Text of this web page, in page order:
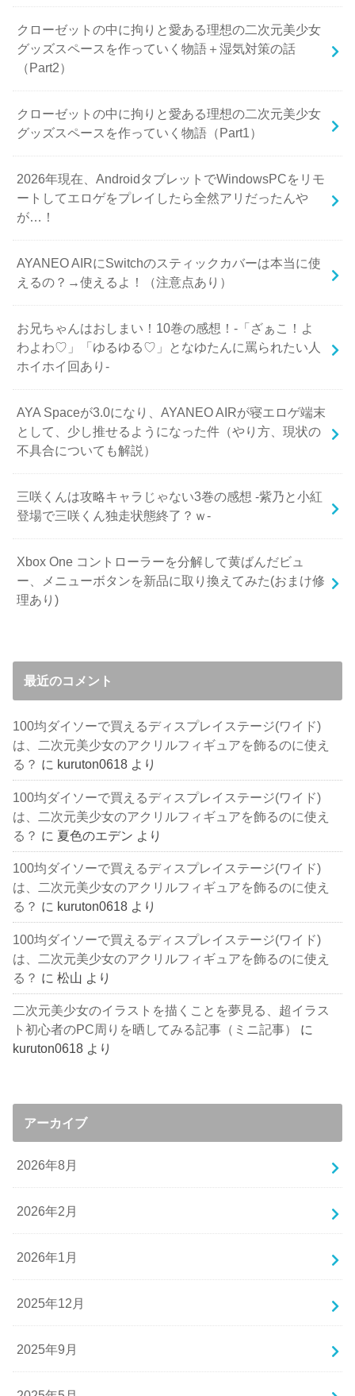
クローゼットの中に拘りと愛ある理想の二次元美少女
グッズスペースを作っていく物語＋湿気対策の話
（Part2）
クローゼットの中に拘りと愛ある理想の二次元美少女
グッズスペースを作っていく物語（Part1）
2026年現在、AndroidタブレットでWindowsPCをリモ
ートしてエロゲをプレイしたら全然アリだったんや
が…！
AYANEO AIRにSwitchのスティックカバーは本当に使
えるの？→使えるよ！（注意点あり）
お兄ちゃんはおしまい！10巻の感想！-「ざぁこ！よ
わよわ♡」「ゆるゆる♡」となゆたんに罵られたい人
ホイホイ回あり-
AYA Spaceが3.0になり、AYANEO AIRが寝エロゲ端末
として、少し推せるようになった件（やり方、現状の
不具合についても解説）
三咲くんは攻略キャラじゃない3巻の感想 -紫乃と小紅
登場で三咲くん独走状態終了？ｗ-
Xbox One コントローラーを分解して黄ばんだビュ
ー、メニューボタンを新品に取り換えてみた(おまけ修
理あり)
最近のコメント
100均ダイソーで買えるディスプレイステージ(ワイド)
は、二次元美少女のアクリルフィギュアを飾るのに使え
る？ に kuruton0618 より
100均ダイソーで買えるディスプレイステージ(ワイド)
は、二次元美少女のアクリルフィギュアを飾るのに使え
る？ に 夏色のエデン より
100均ダイソーで買えるディスプレイステージ(ワイド)
は、二次元美少女のアクリルフィギュアを飾るのに使え
る？ に kuruton0618 より
100均ダイソーで買えるディスプレイステージ(ワイド)
は、二次元美少女のアクリルフィギュアを飾るのに使え
る？ に松山 より
二次元美少女のイラストを描くことを夢見る、超イラス
ト初心者のPC周りを晒してみる記事（ミニ記事）
に
kuruton0618 より
アーカイブ
2026年8月
2026年2月
2026年1月
2025年12月
2025年9月